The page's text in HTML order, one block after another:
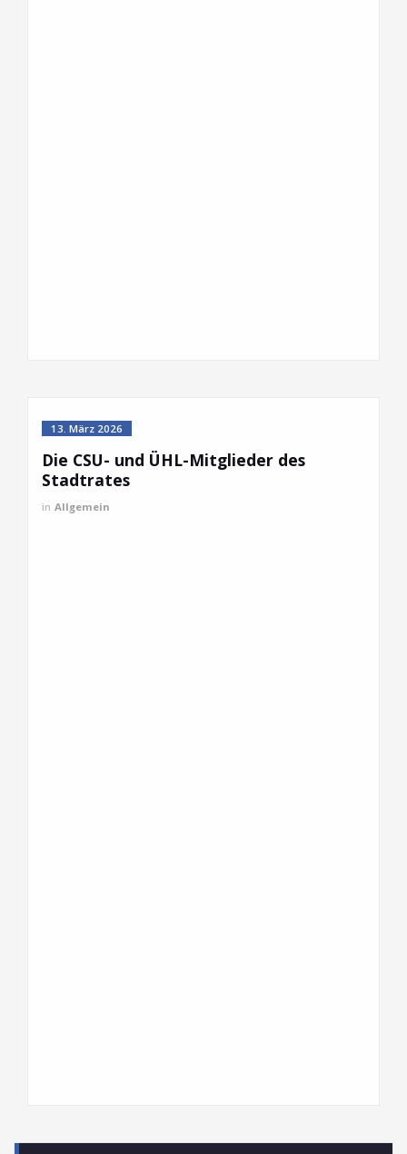
13. März 2026
Die CSU- und ÜHL-Mitglieder des
Stadtrates
in Allgemein